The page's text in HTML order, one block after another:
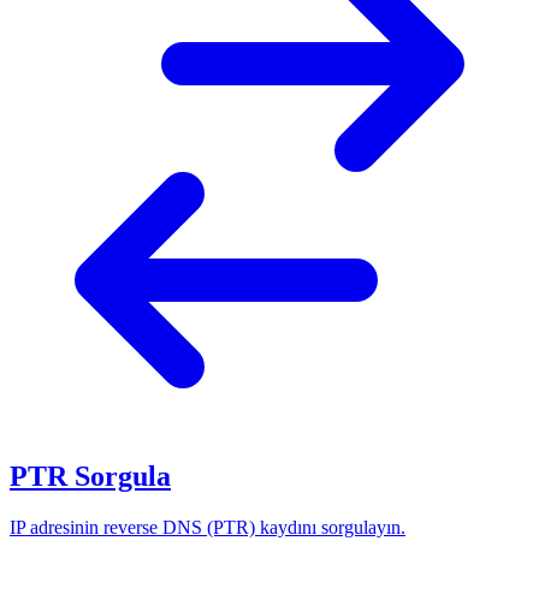
PTR Sorgula
IP adresinin reverse DNS (PTR) kaydını sorgulayın.